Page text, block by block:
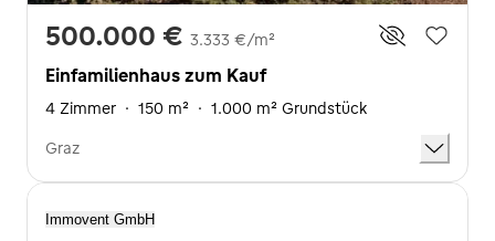
500.000 € 3.333 €/m²
Einfamilienhaus zum Kauf
4 Zimmer · 150 m² · 1.000 m² Grundstück
Graz
Immovent GmbH